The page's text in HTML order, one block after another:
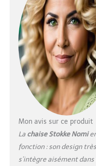
Mon avis sur ce produit
La chaise Stokke Nomi
fonction : son design
s’intègre aisément